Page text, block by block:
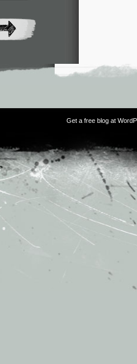
Get a free blog at